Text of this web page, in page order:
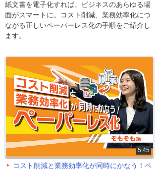
紙文書を電子化すれば、ビジネスのあらゆる場
面がスマートに。コスト削減、業務効率化につ
ながる正しいペーパーレス化の手順をご紹介し
ます。
5:45
コスト削減と業務効率化が同時にかなう！ペ